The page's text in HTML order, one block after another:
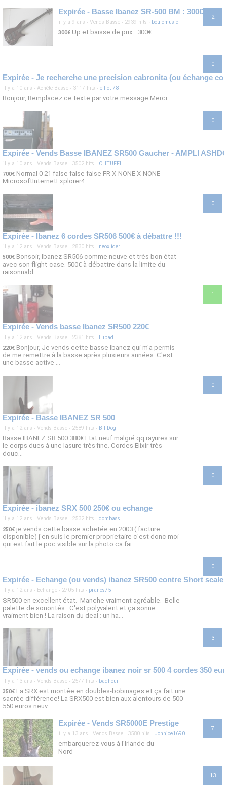
2
Expirée - Basse Ibanez SR-500 BM : 300€
il y a 9 ans · Vends Basse · 2939 hits · bouicmusic
300€ Up et baisse de prix : 300€
0
il y a 10 ans · Achète Basse · 3117 hits · elliot 78
Bonjour, Remplacez ce texte par votre message Merci.
0
il y a 10 ans · Vends Basse · 3502 hits · CHTUFFI
700€ Normal 0 21 false false false FR X-NONE X-NONE
MicrosoftInternetExplorer4 ...
0
Expirée - Ibanez 6 cordes SR506 500€ à débattre !!!
il y a 12 ans · Vends Basse · 2830 hits · neoxlider
500€ Bonsoir, Ibanez SR506 comme neuve et très bon état
avec son flight-case. 500€ à débattre dans la limite du
raisonnabl...
1
Expirée - Vends basse Ibanez SR500 220€
il y a 12 ans · Vends Basse · 2381 hits · Hipad
220€ Bonjour, Je vends cette basse Ibanez qui m'a permis
de me remettre à la basse après plusieurs années. C'est
une basse active ...
0
Expirée - Basse IBANEZ SR 500
il y a 12 ans · Vends Basse · 2589 hits · BillDog
Basse IBANEZ SR 500 380€ Etat neuf malgré qq rayures sur
le corps dues à une lasure très fine. Cordes Elixir très
douc...
0
Expirée - ibanez SRX 500 250€ ou echange
il y a 12 ans · Vends Basse · 2532 hits · dombass
250€ je vends cette basse achetée en 2003 ( facture
disponible) j'en suis le premier proprietaire c'est donc moi
qui est fait le poc visible sur la photo ca fai...
0
Expirée - Echange (ou vends) ibanez SR500 contre Short scale
il y a 12 ans · Echange · 2705 hits · pranos75
SR500 en excellent état. Manche vraiment agréable. Belle
palette de sonorités. C'est polyvalent et ça sonne
vraiment bien ! La raison du deal : un ha...
3
Expirée - vends ou echange ibanez noir sr 500 4 cordes 350
il y a 13 ans · Vends Basse · 2577 hits · badhour
350€ La SRX est montée en doubles-bobinages et ça fait une
sacrée différence! La SRX500 est bien aux alentours de 500-
550 euros neuv...
7
Expirée - Vends SR5000E Prestige
il y a 13 ans · Vends Basse · 3580 hits · Johnjoe1690
embarquerez-vous à l'Irlande du
Nord
13